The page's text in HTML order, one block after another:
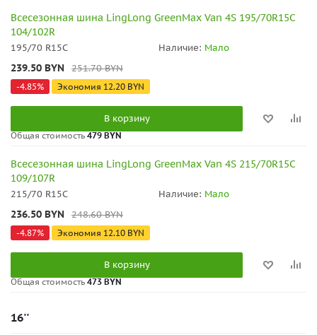
Всесезонная шина LingLong GreenMax Van 4S 195/70R15C
104/102R
195/70 R15C Наличие: Мало
239.50 BYN 251.70BYN
-4.85% Экономия 12.20 BYN
В корзину
Общая стоимость 479 BYN
Всесезонная шина LingLong GreenMax Van 4S 215/70R15C
109/107R
215/70 R15C Наличие: Мало
236.50 BYN 248.60BYN
-4.87% Экономия 12.10 BYN
В корзину
Общая стоимость 473 BYN
16''